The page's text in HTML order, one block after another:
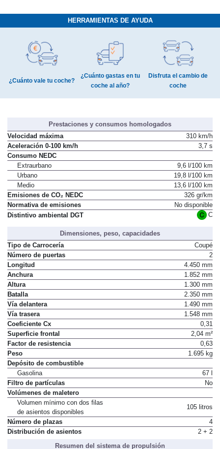
HERRAMIENTAS DE AYUDA
¿Cuánto gastas en tu
Disfruta el cambio de
Prestaciones y consumos homologados
Velocidad máxima
310 km/h
Aceleración 0-100 km/h
Consumo NEDC
Extraurbano
9,6 l/100 km
Urbano
19,8 l/100 km
Medio
13,6 l/100 km
Emisiones de CO₂ NEDC
326 gr/km
Normativa de emisiones
No disponible
Dimensiones, peso, capacidades
Tipo de Carrocería
Coupé
Número de puertas
2
Longitud
4.450 mm
Anchura
1.852 mm
Altura
1.300 mm
Batalla
2.350 mm
Vía delantera
1.490 mm
Vía trasera
1.548 mm
Coeficiente Cx
0,31
Superficie frontal
2,04 m²
Factor de resistencia
0,63
Peso
Depósito de combustible
Gasolina
67 l
Filtro de partículas
Volúmenes de maletero
Volumen mínimo con dos filas
de asientos disponibles
Número de plazas
4